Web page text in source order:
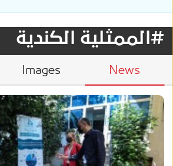
#الممثلية الكندية
News
Images